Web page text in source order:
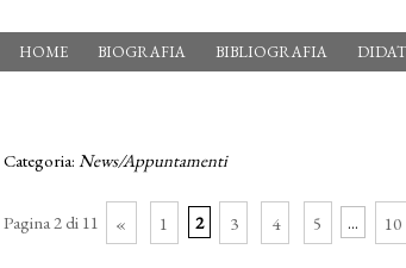
HOME BIOGRAFIA BIBLIOGRAFIA
Categoria: News/Appuntamenti
Pagina 2 di 11 « 1 2 3 4 5 ... 10